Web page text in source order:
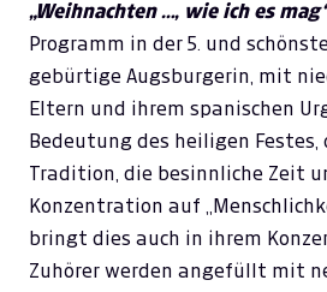
„Weihnachten …, wie ich es
Programm in der 5. und
gebürtige Augsburgerin, mit
Eltern und ihrem spanischen
Bedeutung des heiligen
Tradition, die besinnliche Zeit
Konzentration auf
bringt dies auch in ihrem
Zuhörer werden angefüllt mit